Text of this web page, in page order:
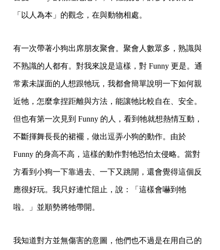
「以人為本」的觀念，在與動物相處。
有一次帶著小狗出席朋友聚會。聚會人數眾多，熟識與
不熟識的人都有。對我來說是這樣，對 Funny 更是。通
常素未謀面的人想跟牠玩，我都會簡單說明一下如何親
近牠，怎麼拿捏距離與方法，能讓牠比較自在、安全。
但也有第一次見到 Funny 的人，看到牠就想熱情互動，
不斷揮舞長長的裙襬，做出逗弄小狗的動作。由於
Funny 的身高不高，這樣的動作對牠恐怕太侵略。當對
方看到小狗一下靠過去、一下又跳開，還會覺得這個反
應很好玩。我只好連忙阻止，說：「這樣會嚇到牠
啦。」並順勢將牠帶開。
我知道對方並無傷害的意圖，他們也不過是在用自己的